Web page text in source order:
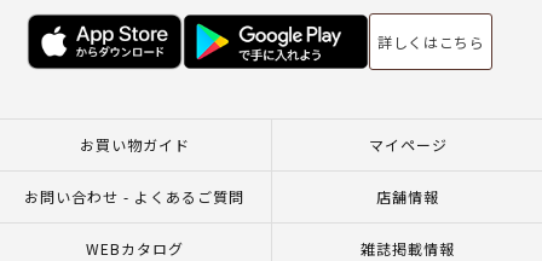
詳しくはこちら
お買い物ガイド マイページ
お問い合わせ - よくあるご質問 店舗情報
WEBカタログ 雑誌掲載情報